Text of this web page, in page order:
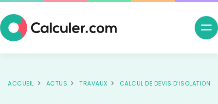
ACCUEIL ACTUS TRAVAUX CALCUL DE DEVIS D’ISOLATION